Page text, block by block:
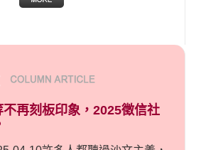
再刻板印象，2025徵信社